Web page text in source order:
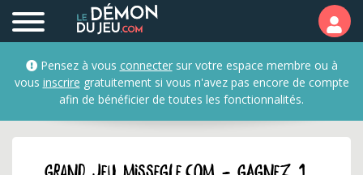
Pensez à vous connectersur votre espace membre ou à
vous inscrire gratuitement si vous n'avez pas encore de compte
afin de bénéficier de toutes les fonctionnalités.